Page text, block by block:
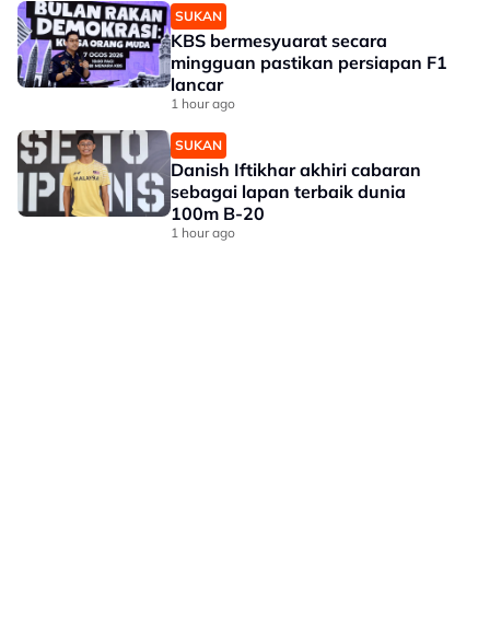
SUKAN
KBS bermesyuarat secara
mingguan pastikan persiapan F1
lancar
1 hour ago
SUKAN
Danish Iftikhar akhiri cabaran
sebagai lapan terbaik dunia
100m B-20
1 hour ago